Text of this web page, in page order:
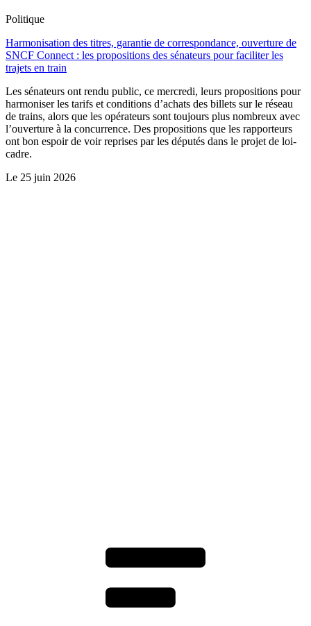
Politique
Harmonisation des titres, garantie de correspondance, ouverture de
SNCF Connect : les propositions des sénateurs pour faciliter les
trajets en train
Les sénateurs ont rendu public, ce mercredi, leurs propositions pour
harmoniser les tarifs et conditions d’achats des billets sur le réseau
de trains, alors que les opérateurs sont toujours plus nombreux avec
l’ouverture à la concurrence. Des propositions que les rapporteurs
ont bon espoir de voir reprises par les députés dans le projet de loi-
cadre.
Le 25 juin 2026